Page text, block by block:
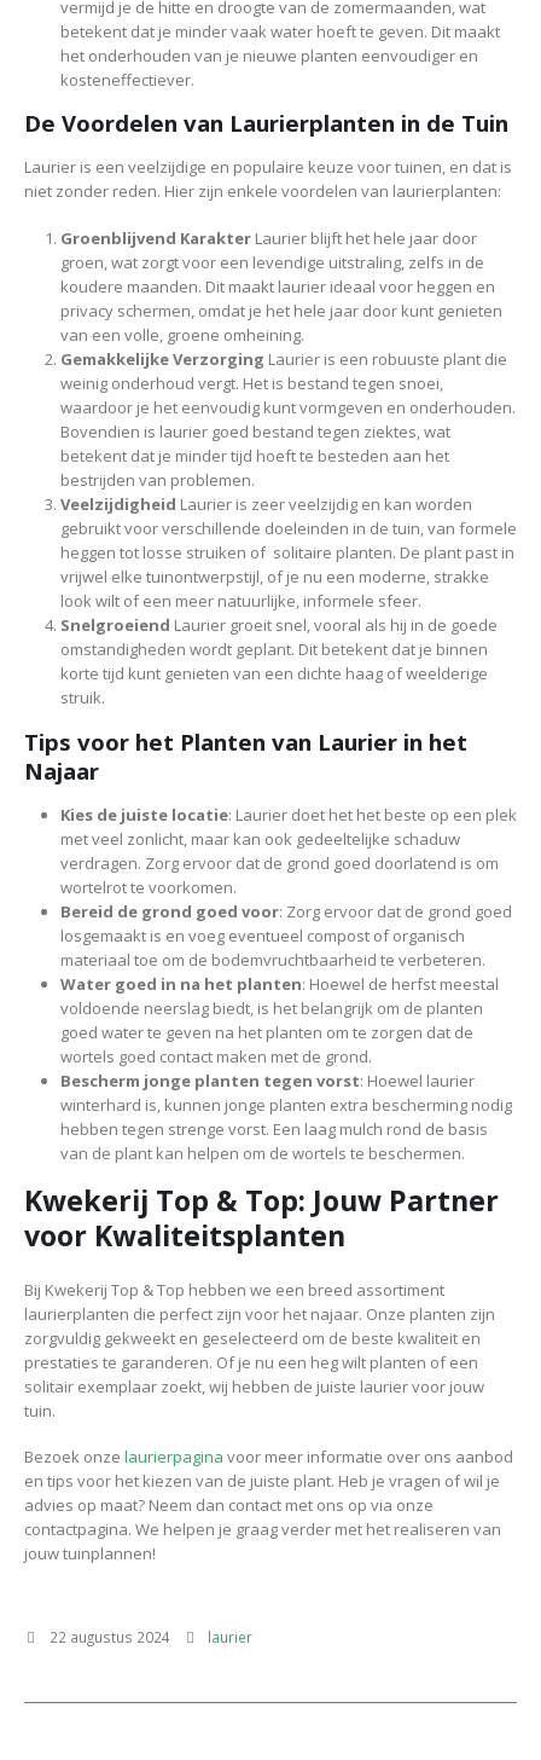
vermijd je de hitte en droogte van de zomermaanden, wat
betekent dat je minder vaak water hoeft te geven. Dit maakt
het onderhouden van je nieuwe planten eenvoudiger en
kosteneffectiever.
De Voordelen van Laurierplanten in de Tuin
Laurier is een veelzijdige en populaire keuze voor tuinen, en dat is
niet zonder reden. Hier zijn enkele voordelen van laurierplanten:
Groenblijvend KarakterLaurier blijft het hele jaar door
groen, wat zorgt voor een levendige uitstraling, zelfs in de
koudere maanden. Dit maakt laurier ideaal voor heggen en
privacy schermen, omdat je het hele jaar door kunt genieten
van een volle, groene omheining.
Gemakkelijke Verzorging Laurier is een robuuste plant die
weinig onderhoud vergt. Het is bestand tegen snoei,
waardoor je het eenvoudig kunt vormgeven en onderhouden.
Bovendien is laurier goed bestand tegen ziektes, wat
betekent dat je minder tijd hoeft te besteden aan het
bestrijden van problemen.
Veelzijdigheid Laurier is zeer veelzijdig en kan worden
gebruikt voor verschillende doeleinden in de tuin, van formele
heggen tot losse struiken of solitaire planten. De plant past in
vrijwel elke tuinontwerpstijl, of je nu een moderne, strakke
look wilt of een meer natuurlijke, informele sfeer.
Snelgroeiend Laurier groeit snel, vooral als hij in de goede
omstandigheden wordt geplant. Dit betekent dat je binnen
korte tijd kunt genieten van een dichte haag of weelderige
struik.
Tips voor het Planten van Laurier in het
Najaar
Kies de juiste locatie: Laurier doet het het beste op een plek
met veel zonlicht, maar kan ook gedeeltelijke schaduw
verdragen. Zorg ervoor dat de grond goed doorlatend is om
wortelrot te voorkomen.
Bereid de grond goed voor: Zorg ervoor dat de grond goed
losgemaakt is en voeg eventueel compost of organisch
materiaal toe om de bodemvruchtbaarheid te verbeteren.
Water goed in na het planten: Hoewel de herfst meestal
voldoende neerslag biedt, is het belangrijk om de planten
goed water te geven na het planten om te zorgen dat de
wortels goed contact maken met de grond.
Bescherm jonge planten tegen vorst: Hoewel laurier
winterhard is, kunnen jonge planten extra bescherming nodig
hebben tegen strenge vorst. Een laag mulch rond de basis
van de plant kan helpen om de wortels te beschermen.
Kwekerij Top & Top: Jouw Partner
voor Kwaliteitsplanten
Bij Kwekerij Top & Top hebben we een breed assortiment
laurierplanten die perfect zijn voor het najaar. Onze planten zijn
zorgvuldig gekweekt en geselecteerd om de beste kwaliteit en
prestaties te garanderen. Of je nu een heg wilt planten of een
solitair exemplaar zoekt, wij hebben de juiste laurier voor jouw
tuin.
Bezoek onze laurierpagina voor meer informatie over ons aanbod
en tips voor het kiezen van de juiste plant. Heb je vragen of wil je
advies op maat? Neem dan contact met ons op via onze
contactpagina. We helpen je graag verder met het realiseren van
jouw tuinplannen!
22 augustus 2024 laurier